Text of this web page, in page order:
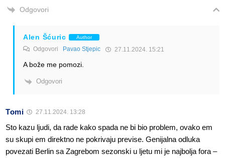
Odgovori
Alen Šćuric Author
Odgovori Pavao Stjepic 27.11.2024. 15:21
A bože me pomozi.
Odgovori
Tomi 27.11.2024. 13:28
Sto kazu ljudi, da rade kako spada ne bi bio problem, ovako em
su skupi em direktno ne pokrivaju previse. Genijalna odluka
povezati Berlin sa Zagrebom sezonski u ljetu mi je najbolja fora –